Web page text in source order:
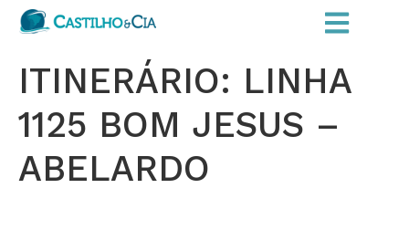
ITINERÁRIO: LINHA
1125 BOM JESUS –
ABELARDO